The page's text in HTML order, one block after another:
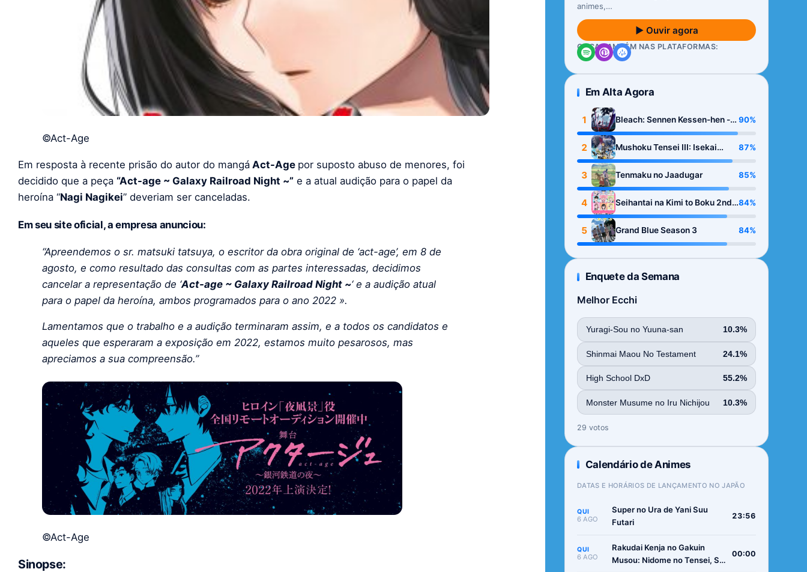
©Act-Age
Em resposta à recente prisão do autor do mangá Act-Age por suposto abuso de menores, foi
decidido que a peça “Act-age ~ Galaxy Railroad Night ~” e a atual audição para o papel da
heroína “Nagi Nagikei” deveriam ser canceladas.
Em seu site oficial, a empresa anunciou:
“Apreendemos o sr. matsuki tatsuya, o escritor da obra original de ‘act-age’, em 8 de
agosto, e como resultado das consultas com as partes interessadas, decidimos
cancelar a representação de ‘Act-age ~ Galaxy Railroad Night ~‘ e a audição atual
para o papel da heroína, ambos programados para o ano 2022 ».
Lamentamos que o trabalho e a audição terminaram assim, e a todos os candidatos e
aqueles que esperaram a exposição em 2022, estamos muito pesarosos, mas
apreciamos a sua compreensão.”
©Act-Age
Sinopse:
animes,…
▶ Ouvir agora
OUÇA TAMBÉM NAS PLATAFORMAS:
Em Alta Agora
1
Bleach: Sennen Kessen-hen -
Kashin-tan
90%
2
Mushoku Tensei III: Isekai
Ittara Honki Dasu
87%
3 Tenmaku no Jaadugar 85%
4
Seihantai na Kimi to Boku 2nd
Season
84%
5 Grand Blue Season 3 84%
Enquete da Semana
Melhor Ecchi
Yuragi-Sou no Yuuna-san 10.3%
Shinmai Maou No Testament 24.1%
High School DxD 55.2%
Monster Musume no Iru Nichijou 10.3%
29 votos
Calendário de Animes
DATAS E HORÁRIOS DE LANÇAMENTO NO JAPÃO
QUI
6 AGO
Super no Ura de Yani Suu
Futari
23:56
QUI
6 AGO
Rakudai Kenja no Gakuin
Musou: Nidome no Tensei, S-
00:00